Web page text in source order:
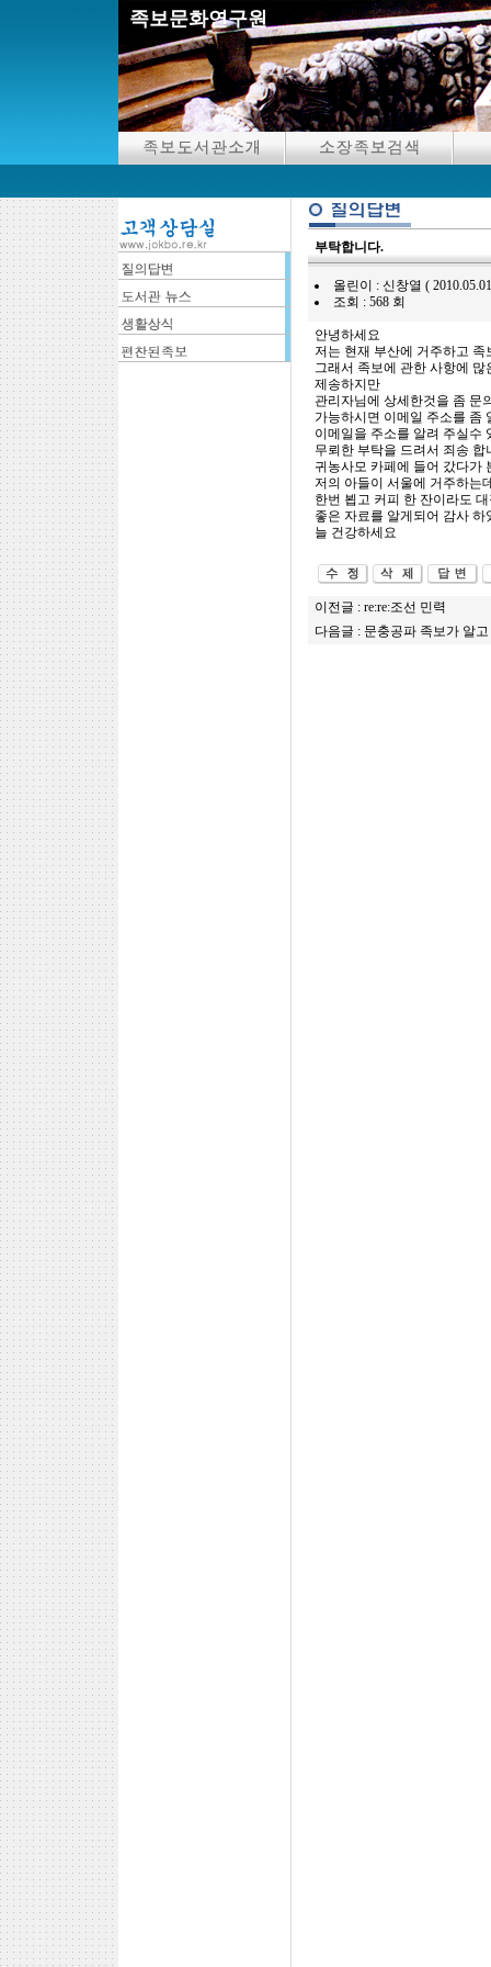
족보문화연구원
부탁합니다.
올린이 : 신창열 (
조회 : 568 회
안녕하세요
저는 현재 부산에 거주하고
그래서 족보에 관한 사항에
제송하지만
관리자님에 상세한것을 좀 문
가능하시면 이메일 주소를 좀
이메일을 주소를 알려 주실수
무뢰한 부탁을 드려서 죄송 합
귀농사모 카페에 들어 갔다가
저의 아들이 서울에 거주하는
한번 뵙고 커피 한 잔이라도
좋은 자료를 알게되어 감사 하
늘 건강하세요
이전글 : re:re:조선 민력
다음글 : 문충공파 족보가 알